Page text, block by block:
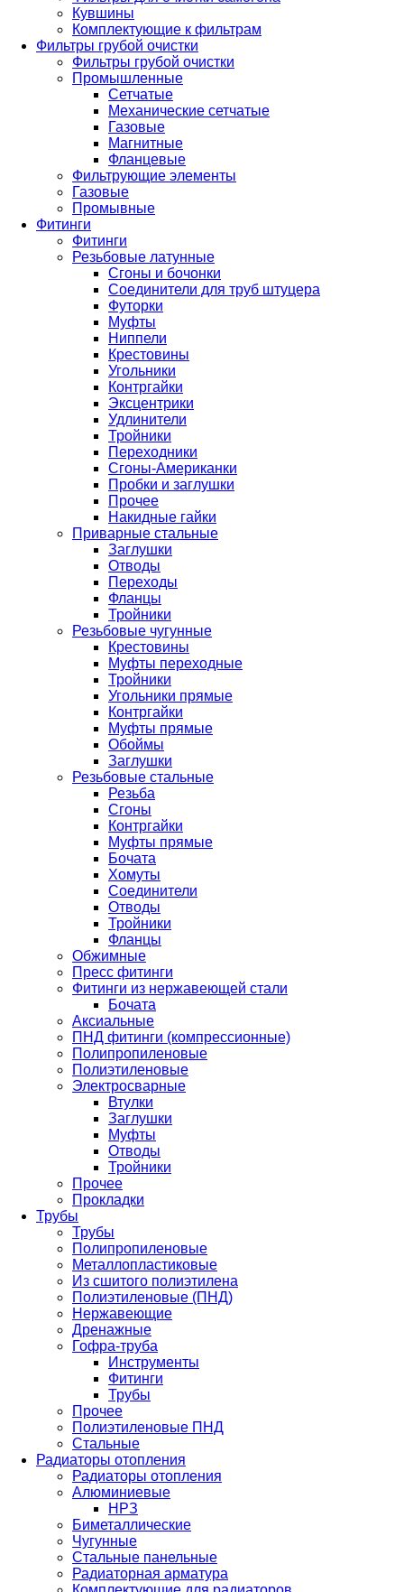
Кувшины
Комплектующие к фильтрам
Фильтры грубой очистки
Фильтры грубой очистки
Промышленные
Сетчатые
Механические сетчатые
Газовые
Магнитные
Фланцевые
Фильтрующие элементы
Газовые
Промывные
Фитинги
Фитинги
Резьбовые латунные
Сгоны и бочонки
Соединители для труб штуцера
Футорки
Муфты
Ниппели
Крестовины
Угольники
Контргайки
Эксцентрики
Удлинители
Тройники
Переходники
Сгоны-Американки
Пробки и заглушки
Прочее
Накидные гайки
Приварные стальные
Заглушки
Отводы
Переходы
Фланцы
Тройники
Резьбовые чугунные
Крестовины
Муфты переходные
Тройники
Угольники прямые
Контргайки
Муфты прямые
Обоймы
Заглушки
Резьбовые стальные
Резьба
Сгоны
Контргайки
Муфты прямые
Бочата
Хомуты
Соединители
Отводы
Тройники
Фланцы
Обжимные
Пресс фитинги
Фитинги из нержавеющей стали
Бочата
Аксиальные
ПНД фитинги (компрессионные)
Полипропиленовые
Полиэтиленовые
Электросварные
Втулки
Заглушки
Муфты
Отводы
Тройники
Прочее
Прокладки
Трубы
Трубы
Полипропиленовые
Металлопластиковые
Из сшитого полиэтилена
Полиэтиленовые (ПНД)
Нержавеющие
Дренажные
Гофра-труба
Инструменты
Фитинги
Трубы
Прочее
Полиэтиленовые ПНД
Стальные
Радиаторы отопления
Радиаторы отопления
Алюминиевые
НРЗ
Биметаллические
Чугунные
Стальные панельные
Радиаторная арматура